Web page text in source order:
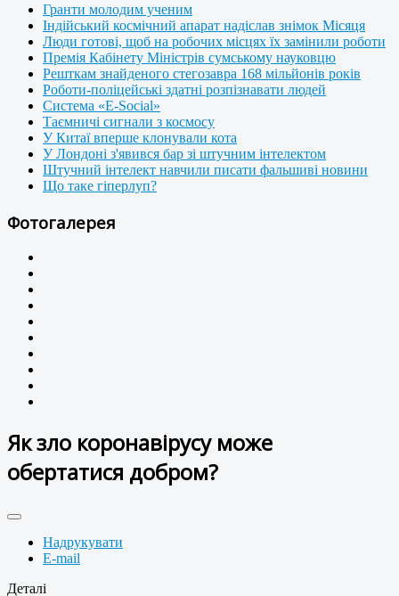
Гранти молодим ученим
Індійський космічний апарат надіслав знімок Місяця
Люди готові, щоб на робочих місцях їх замінили роботи
Премія Кабінету Міністрів сумському науковцю
Решткам знайденого стегозавра 168 мільйонів років
Роботи-поліцейські здатні розпізнавати людей
Система «E-Social»
Таємничі сигнали з космосу
У Китаї вперше клонували кота
У Лондоні з'явився бар зі штучним інтелектом
Штучний інтелект навчили писати фальшиві новини
Що таке гіперлуп?
Фотогалерея
Як зло коронавірусу може
обертатися добром?
Надрукувати
E-mail
Деталі